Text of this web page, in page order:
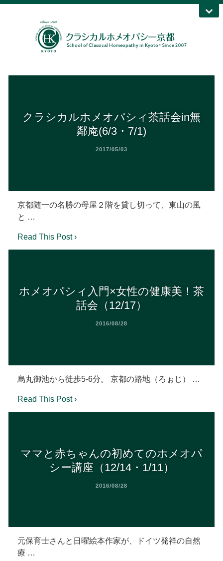
クラシカルホメオパシィ茶話会in無
鄰庵(6/3・7/1)
2017/05/03
京都随一の名勝の母屋２階を貸し切って、東山の風
と …
Read This Post ›
ホメオパシィ入門×女性の健康美！茶
話会（12/17）
2016/08/28
烏丸御池から徒歩5-6分。 京都の路地（ろぉじ） …
Read This Post ›
ママと赤ちゃんの初めてのホメオパ
シー講座（12/14・1/11）
2016/08/28
元保育士さんと日曜絵本作家が、ドイツ発祥の自然
療 …